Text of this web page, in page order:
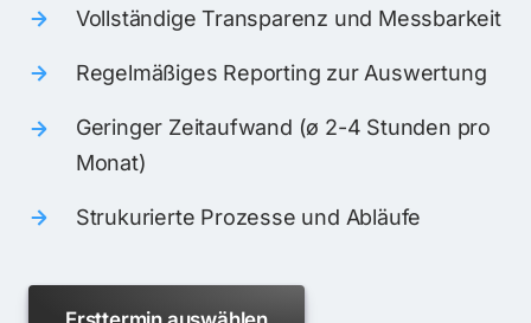
Vollständige Transparenz und Messbarkeit
Regelmäßiges Reporting zur Auswertung
Geringer Zeitaufwand (ø 2-4 Stunden pro
Monat)
Strukurierte Prozesse und Abläufe